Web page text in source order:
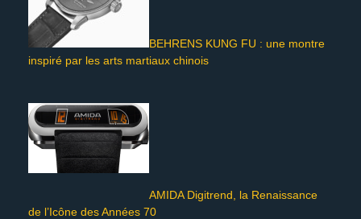
BEHRENS KUNG FU : une montre
inspiré par les arts martiaux chinois
AMIDA Digitrend, la Renaissance
de l’Icône des Années 70